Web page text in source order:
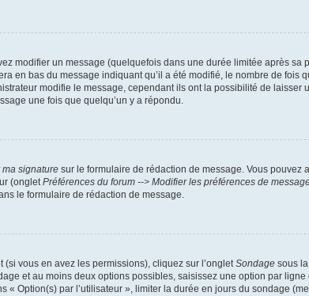
modifier un message (quelquefois dans une durée limitée après sa
en bas du message indiquant qu’il a été modifié, le nombre de fois
modifie le message, cependant ils ont la possibilité de laisser
une fois que quelqu’un y a répondu.
ma signature sur le formulaire de rédaction de message. Vous pouvez
(onglet Préférences du forum --> Modifier les préférences de
le formulaire de rédaction de message.
vous en avez les permissions), cliquez sur l’onglet Sondage sous
et au moins deux options possibles, saisissez une option par ligne
Option(s) par l’utilisateur », limiter la durée en jours du sondage